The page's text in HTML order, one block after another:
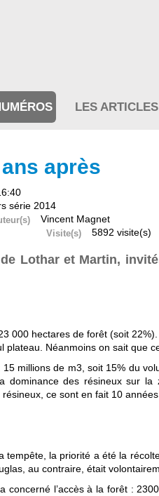
LES ARTICLES
après
série 2014
Vincent Magnet
Visite(s) 5892 visite(s)
Lothar et Martin,
000 hectares de forêt (soit
plateau. Néanmoins on sait que
millions de m3, soit 15% du
dominance des résineux sur
ce sont en fait 10
tempête, la priorité a été la
au contraire, était
concerné l’accès à la forêt :